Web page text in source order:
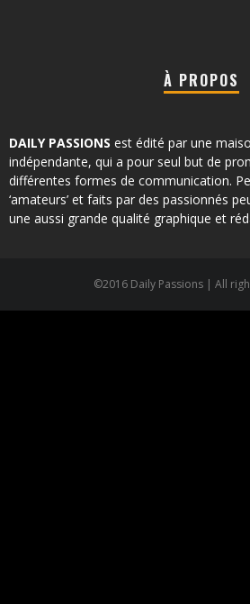
À PROPOS
DAILY PASSIONS est édité par une
indépendante, qui a pour seul but de
différentes formes de communication.
‘amateurs’ et faits par des passionnés
une aussi grande qualité graphique et
©2016 Daily Passions | All